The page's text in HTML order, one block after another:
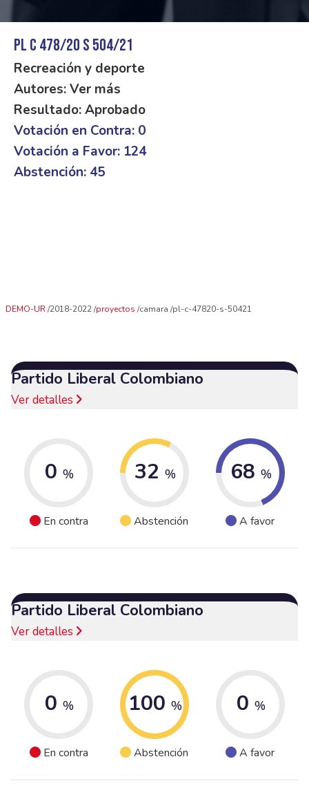
PL C 478/20 S 504/21
Recreación y deporte
Autores: Ver más
Resultado: Aprobado
Votación en Contra: 0
Votación a Favor: 124
Abstención: 45
DEMO-UR 2018-2022 proyectos camara pl-c-47820-s-50421
Partido Liberal Colombiano
Ver detalles
0 %
En contra
32 %
Abstención
68 %
A favor
Partido Liberal Colombiano
Ver detalles
0 %
En contra
100 %
Abstención
0 %
A favor